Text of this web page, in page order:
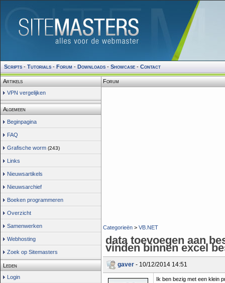
Scripts - Tutorials - Forum - Downloads - Showcase - Contact
Artikels
VPN vergelijken
Algemeen
Beginpagina
FAQ
Grafische worm (243)
Links
Nieuwsartikels
Nieuwsarchief
Boeken programmeren
Overzicht
Samenwerken
Webhosting
Zoek op Sitemasters
Leden
Login
Forum
Categorieën > VB.NET
data toevoegen aan
vinden binnen excel
gaver - 10/12/2014 14:51
Ik ben bezig met een klein